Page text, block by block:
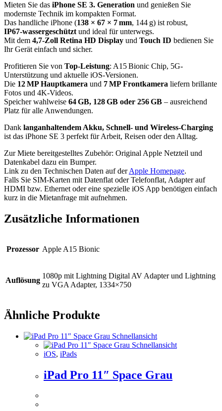
Mieten Sie das iPhone SE 3. Generation und genießen Sie
modernste Technik im kompakten Format.
Das handliche iPhone (138 × 67 × 7 mm, 144 g) ist robust,
IP67‑wassergeschützt und ideal für unterwegs.
Mit dem 4,7‑Zoll Retina HD Display und Touch ID bedienen Sie
Ihr Gerät einfach und sicher.
Profitieren Sie von Top-Leistung: A15 Bionic Chip, 5G-
Unterstützung und aktuelle iOS-Versionen.
Die 12 MP Hauptkamera und 7 MP Frontkamera liefern brillante
Fotos und 4K‑Videos.
Speicher wahlweise 64 GB, 128 GB oder 256 GB – ausreichend
Platz für alle Anwendungen.
Dank langanhaltendem Akku, Schnell- und Wireless-Charging
ist das iPhone SE 3 perfekt für Arbeit, Reisen oder den Alltag.
Zur Miete bereitgestelltes Zubehör: Original Apple Netzteil und
Datenkabel dazu ein Bumper.
Link zu den Technischen Daten auf derApple Homepage.
Falls Sie SIM-Karten mit Datenflat oder Telefonflat, Adapter auf
HDMI bzw. Ethernet oder eine spezielle iOS App benötigen einfach
kurz in die Mietanfrage mit aufnehmen.
Zusätzliche Informationen
Prozessor Apple A15 Bionic
Auflösung
1080p mit Lightning Digital AV Adapter und Lightning
zu VGA Adapter, 1334×750
Ähnliche Produkte
Schnellansicht
Schnellansicht
iOS, iPads
iPad Pro 11″ Space Grau